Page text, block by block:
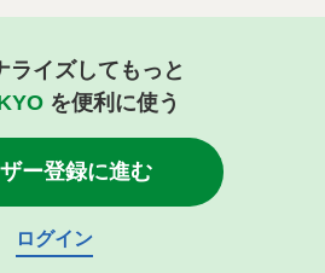
ライズしてもっと
を便利に使う
ー登録に進む
ログイン